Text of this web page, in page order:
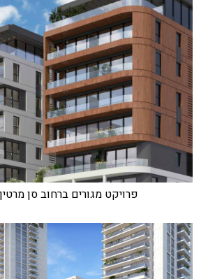
פרויקט מגורים ברחוב סן